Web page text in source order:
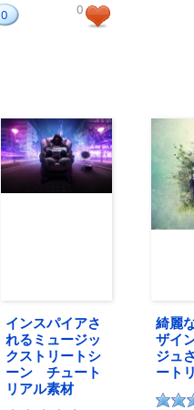
0 0
インスパイアさ
れるミュージッ
クストリートシ
ーン チュート
リアル素材
綺麗
ザイ
ジュ
ート